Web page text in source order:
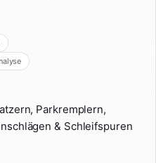
Parkremplern,
& Schleifspuren